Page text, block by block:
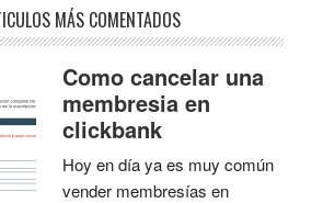
MÁS COMENTADOS
Como cancelar una
membresia en
clickbank
Hoy en día ya es muy común
vender membresías en